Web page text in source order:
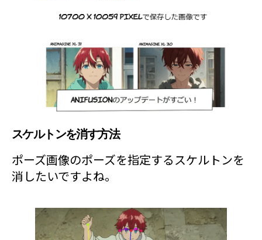
スケルトンを消す方法
ポーズ画像のポーズを指定するスケルトンを
消したいですよね。